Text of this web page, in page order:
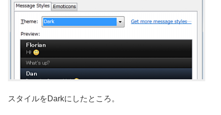
スタイルをDarkにしたところ。